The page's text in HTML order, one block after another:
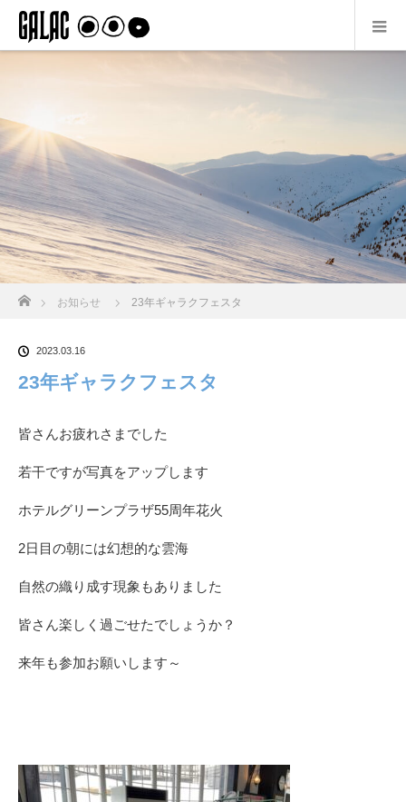
ホーム
お知らせ 23年ギャラクフェスタ
2023.03.16
23年ギャラクフェスタ
皆さんお疲れさまでした
若干ですが写真をアップします
ホテルグリーンプラザ55周年花火
2日目の朝には幻想的な雲海
自然の織り成す現象もありました
皆さん楽しく過ごせたでしょうか？
来年も参加お願いします～